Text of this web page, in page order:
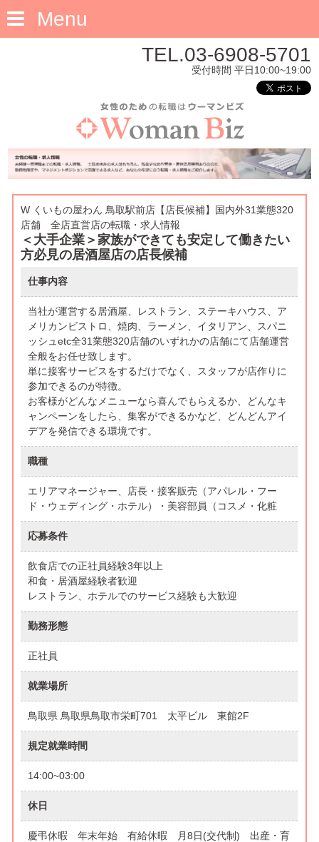
Menu
TEL.03-6908-5701
受付時間 平日10:00~19:00
W くいもの屋わん 鳥取駅前店【店長候補】国内外31業態320
店舗 全店直営店の転職・求人情報
＜大手企業＞家族ができても安定して働きたい
方必見の居酒屋店の店長候補
仕事内容
当社が運営する居酒屋、レストラン、ステーキハウス、ア
メリカンビストロ、焼肉、ラーメン、イタリアン、スパニ
ッシュetc全31業態320店舗のいずれかの店舗にて店舗運営
全般をお任せ致します。
単に接客サービスをするだけでなく、スタッフが店作りに
参加できるのが特徴。
お客様がどんなメニューなら喜んでもらえるか、どんなキ
ャンペーンをしたら、集客ができるかなど、どんどんアイ
デアを発信できる環境です。
職種
エリアマネージャー、店長・接客販売（アパレル・フー
ド・ウェディング・ホテル）・美容部員（コスメ・化粧
応募条件
飲食店での正社員経験3年以上
和食・居酒屋経験者歓迎
レストラン、ホテルでのサービス経験も大歓迎
勤務形態
正社員
就業場所
鳥取県 鳥取県鳥取市栄町701 太平ビル 東館2F
規定就業時間
14:00~03:00
休日
慶弔休暇 年末年始 有給休暇 月8日(交代制) 出産・育